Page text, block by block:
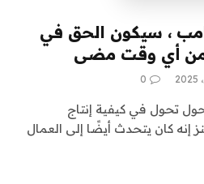
، سيكون الحق في
من أي وقت مضى
0
تحول في كيفية إنتاج
إنه كان يتحدث أيضًا إلى العمال